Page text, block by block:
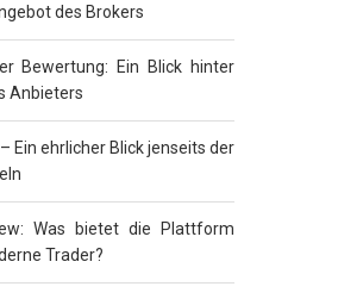
des Brokers
Bewertung: Ein Blick hinter
Anbieters
Ein ehrlicher Blick jenseits der
Was bietet die Plattform
Trader?